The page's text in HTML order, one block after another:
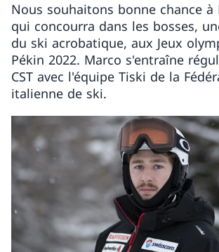
Nous souhaitons bonne chance à
qui concourra dans les bosses,
du ski acrobatique, aux Jeux
Pékin 2022. Marco s'entraîne
CST avec l'équipe Tiski de la
italienne de ski.